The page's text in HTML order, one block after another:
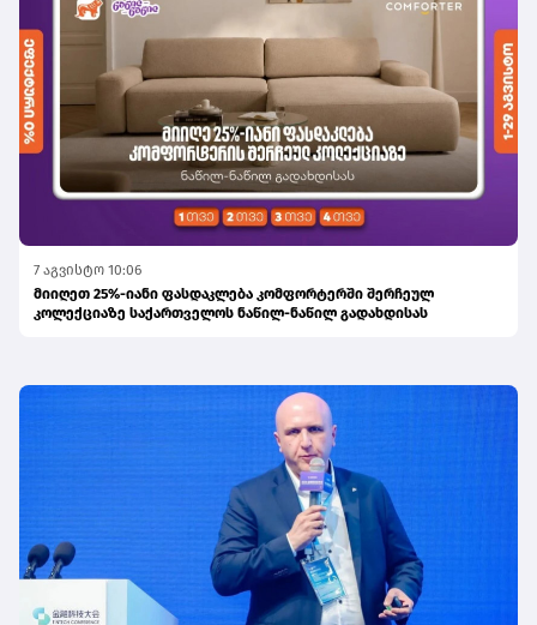
7 აგვისტო 10:06
მიიღეთ 25%-იანი ფასდაკლება კომფორტერში შერჩეულ
კოლექციაზე საქართველოს ნაწილ-ნაწილ გადახდისას